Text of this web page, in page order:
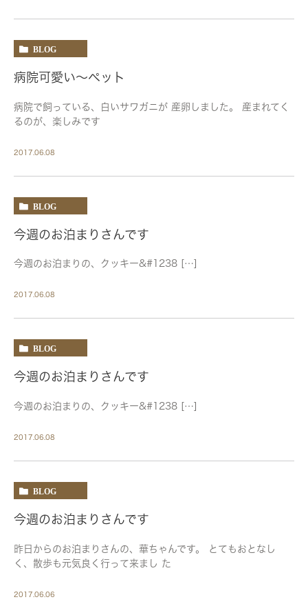
BLOG
病院可愛い〜ペット
病院で飼っている、白いサワガニが 産卵しました。 産まれてく
るのが、楽しみです
2017.06.08
BLOG
今週のお泊まりさんです
今週のお泊まりの、クッキー&#1238 […]
2017.06.08
BLOG
今週のお泊まりさんです
今週のお泊まりの、クッキー&#1238 […]
2017.06.08
BLOG
今週のお泊まりさんです
昨日からのお泊まりさんの、華ちゃんです。 とてもおとなし
く、散歩も元気良く行って来まし た
2017.06.06